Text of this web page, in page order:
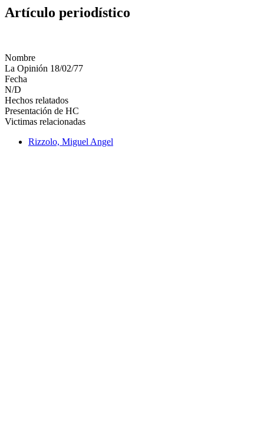
Artículo periodístico
Nombre
La Opinión 18/02/77
Fecha
N/D
Hechos relatados
Presentación de HC
Victimas relacionadas
Rizzolo, Miguel Angel